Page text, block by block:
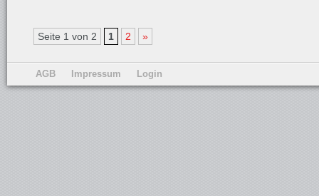
Seite 1 von 2 1 2 »
AGB Impressum Login